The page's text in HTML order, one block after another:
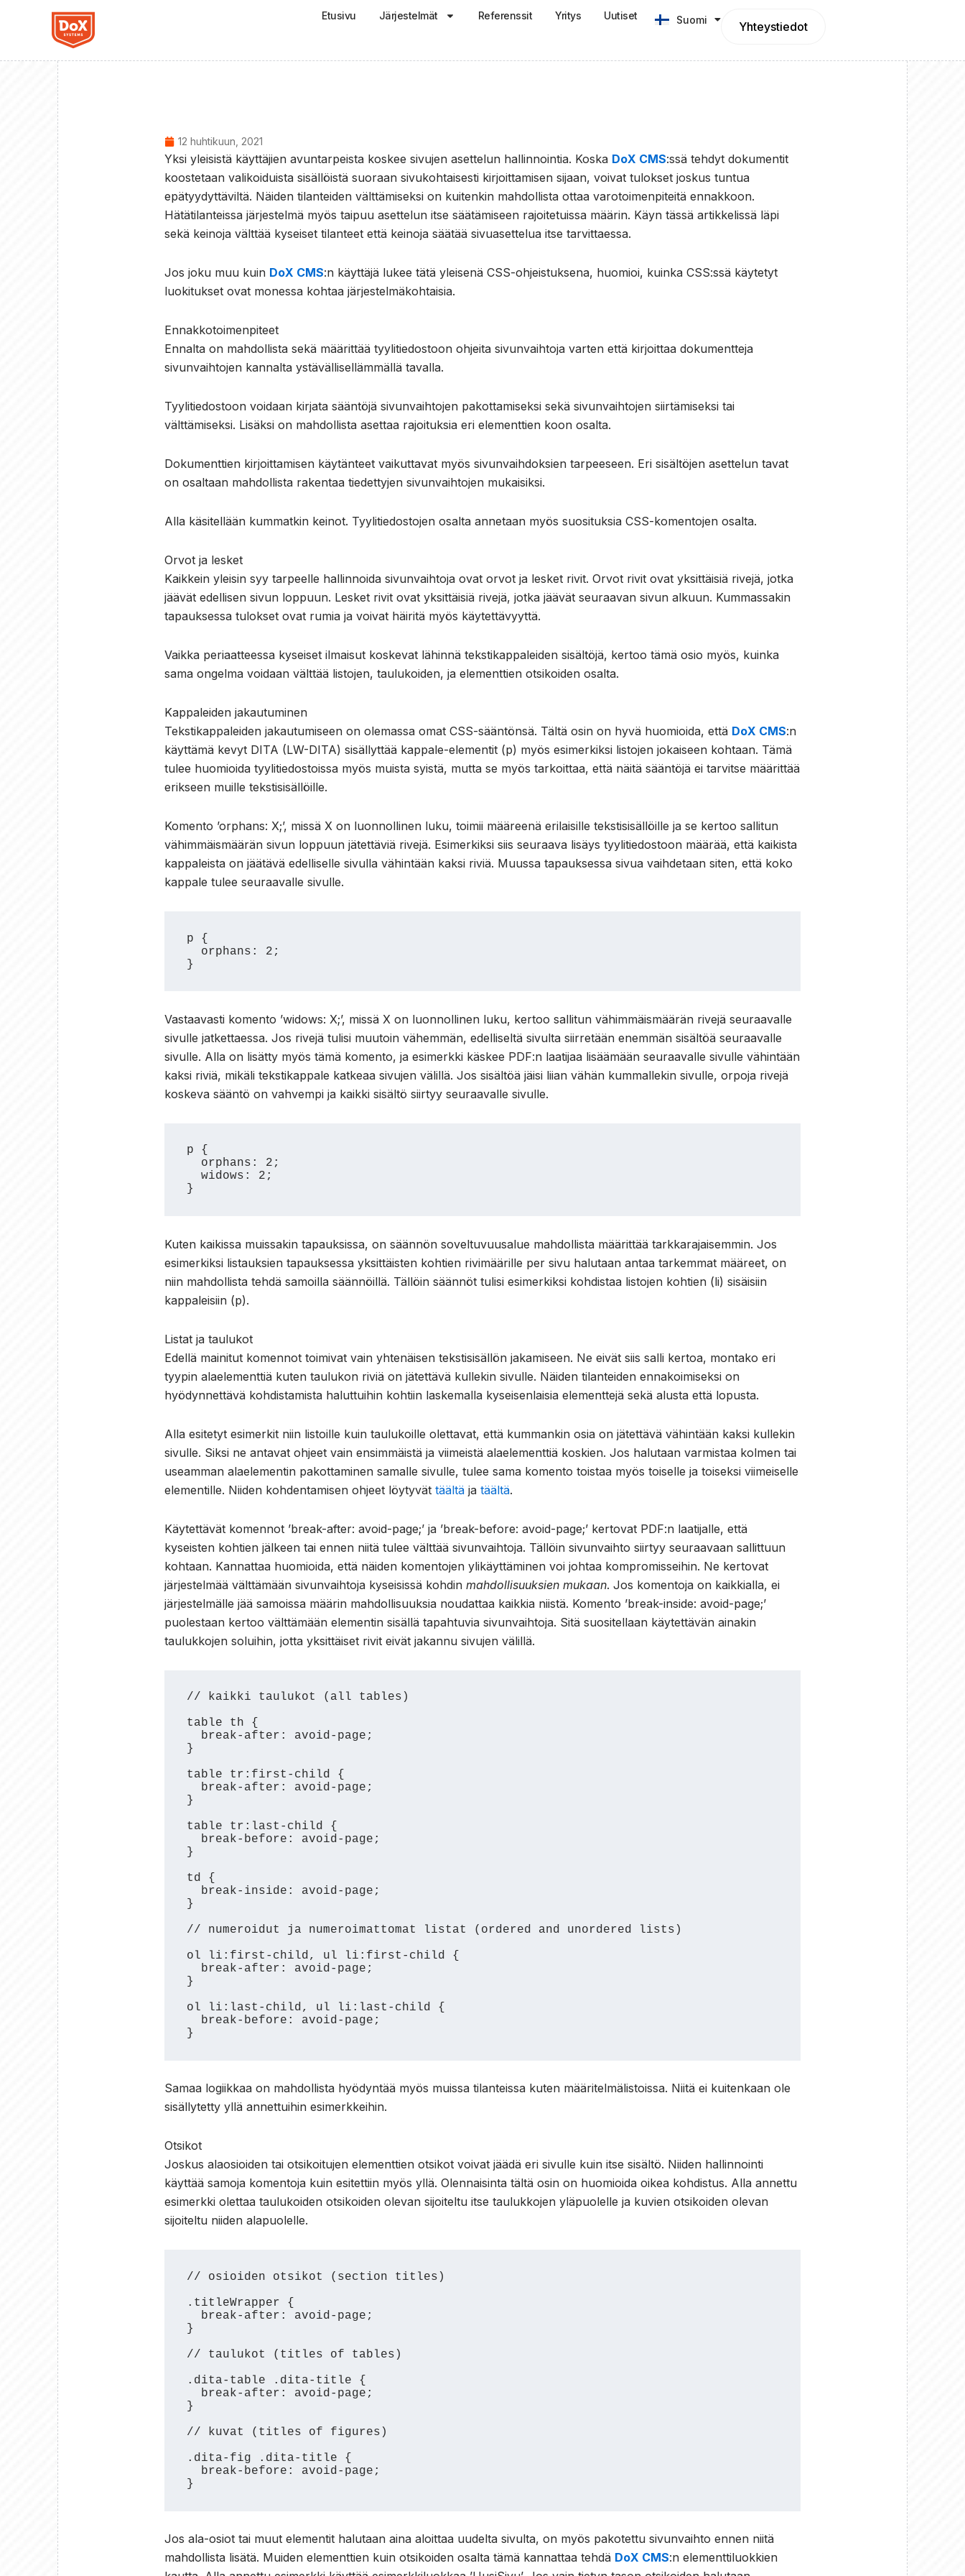
Etusivu Järjestelmät Referenssit Yritys Uutiset Suomi
English Yhteystiedot
12 huhtikuun, 2021
Yksi yleisistä käyttäjien avuntarpeista koskee sivujen asettelun hallinnointia. Koska DoX CMS:ssä tehdyt dokumentit
koostetaan valikoiduista sisällöistä suoraan sivukohtaisesti kirjoittamisen sijaan, voivat tulokset joskus tuntua
epätyydyttäviltä. Näiden tilanteiden välttämiseksi on kuitenkin mahdollista ottaa varotoimenpiteitä ennakkoon.
Hätätilanteissa järjestelmä myös taipuu asettelun itse säätämiseen rajoitetuissa määrin. Käyn tässä artikkelissä läpi
sekä keinoja välttää kyseiset tilanteet että keinoja säätää sivuasettelua itse tarvittaessa.
Jos joku muu kuin DoX CMS:n käyttäjä lukee tätä yleisenä CSS-ohjeistuksena, huomioi, kuinka CSS:ssä käytetyt
luokitukset ovat monessa kohtaa järjestelmäkohtaisia.
Ennakkotoimenpiteet
Ennalta on mahdollista sekä määrittää tyylitiedostoon ohjeita sivunvaihtoja varten että kirjoittaa dokumentteja
sivunvaihtojen kannalta ystävällisellämmällä tavalla.
Tyylitiedostoon voidaan kirjata sääntöjä sivunvaihtojen pakottamiseksi sekä sivunvaihtojen siirtämiseksi tai
välttämiseksi. Lisäksi on mahdollista asettaa rajoituksia eri elementtien koon osalta.
Dokumenttien kirjoittamisen käytänteet vaikuttavat myös sivunvaihdoksien tarpeeseen. Eri sisältöjen asettelun tavat
on osaltaan mahdollista rakentaa tiedettyjen sivunvaihtojen mukaisiksi.
Alla käsitellään kummatkin keinot. Tyylitiedostojen osalta annetaan myös suosituksia CSS-komentojen osalta.
Orvot ja lesket
Kaikkein yleisin syy tarpeelle hallinnoida sivunvaihtoja ovat orvot ja lesket rivit. Orvot rivit ovat yksittäisiä rivejä, jotka
jäävät edellisen sivun loppuun. Lesket rivit ovat yksittäisiä rivejä, jotka jäävät seuraavan sivun alkuun. Kummassakin
tapauksessa tulokset ovat rumia ja voivat häiritä myös käytettävyyttä.
Vaikka periaatteessa kyseiset ilmaisut koskevat lähinnä tekstikappaleiden sisältöjä, kertoo tämä osio myös, kuinka
sama ongelma voidaan välttää listojen, taulukoiden, ja elementtien otsikoiden osalta.
Kappaleiden jakautuminen
Tekstikappaleiden jakautumiseen on olemassa omat CSS-sääntönsä. Tältä osin on hyvä huomioida, että DoX CMS:n
käyttämä kevyt DITA (LW-DITA) sisällyttää kappale-elementit (p) myös esimerkiksi listojen jokaiseen kohtaan. Tämä
tulee huomioida tyylitiedostoissa myös muista syistä, mutta se myös tarkoittaa, että näitä sääntöjä ei tarvitse määrittää
erikseen muille tekstisisällöille.
Komento ’orphans: X;’, missä X on luonnollinen luku, toimii määreenä erilaisille tekstisisällöille ja se kertoo sallitun
vähimmäismäärän sivun loppuun jätettäviä rivejä. Esimerkiksi siis seuraava lisäys tyylitiedostoon määrää, että kaikista
kappaleista on jäätävä edelliselle sivulla vähintään kaksi riviä. Muussa tapauksessa sivua vaihdetaan siten, että koko
kappale tulee seuraavalle sivulle.
p {
}
Vastaavasti komento ’widows: X;’, missä X on luonnollinen luku, kertoo sallitun vähimmäismäärän rivejä seuraavalle
sivulle jatkettaessa. Jos rivejä tulisi muutoin vähemmän, edelliseltä sivulta siirretään enemmän sisältöä seuraavalle
sivulle. Alla on lisätty myös tämä komento, ja esimerkki käskee PDF:n laatijaa lisäämään seuraavalle sivulle vähintään
kaksi riviä, mikäli tekstikappale katkeaa sivujen välillä. Jos sisältöä jäisi liian vähän kummallekin sivulle, orpoja rivejä
koskeva sääntö on vahvempi ja kaikki sisältö siirtyy seuraavalle sivulle.
p {
  widows: 2;
}
Kuten kaikissa muissakin tapauksissa, on säännön soveltuvuusalue mahdollista määrittää tarkkarajaisemmin. Jos
esimerkiksi listauksien tapauksessa yksittäisten kohtien rivimäärille per sivu halutaan antaa tarkemmat määreet, on
niin mahdollista tehdä samoilla säännöillä. Tällöin säännöt tulisi esimerkiksi kohdistaa listojen kohtien (li) sisäisiin
kappaleisiin (p).
Listat ja taulukot
Edellä mainitut komennot toimivat vain yhtenäisen tekstisisällön jakamiseen. Ne eivät siis salli kertoa, montako eri
tyypin alaelementtiä kuten taulukon riviä on jätettävä kullekin sivulle. Näiden tilanteiden ennakoimiseksi on
hyödynnettävä kohdistamista haluttuihin kohtiin laskemalla kyseisenlaisia elementtejä sekä alusta että lopusta.
Alla esitetyt esimerkit niin listoille kuin taulukoille olettavat, että kummankin osia on jätettävä vähintään kaksi kullekin
sivulle. Siksi ne antavat ohjeet vain ensimmäistä ja viimeistä alaelementtiä koskien. Jos halutaan varmistaa kolmen tai
useamman alaelementin pakottaminen samalle sivulle, tulee sama komento toistaa myös toiselle ja toiseksi viimeiselle
elementille. Niiden kohdentamisen ohjeet löytyvät täältäja täältä.
Käytettävät komennot ’break-after: avoid-page;’ ja ’break-before: avoid-page;’ kertovat PDF:n laatijalle, että
kyseisten kohtien jälkeen tai ennen niitä tulee välttää sivunvaihtoja. Tällöin sivunvaihto siirtyy seuraavaan sallittuun
kohtaan. Kannattaa huomioida, että näiden komentojen ylikäyttäminen voi johtaa kompromisseihin. Ne kertovat
järjestelmää välttämään sivunvaihtoja kyseisissä kohdin mahdollisuuksien mukaan. Jos komentoja on kaikkialla, ei
järjestelmälle jää samoissa määrin mahdollisuuksia noudattaa kaikkia niistä. Komento ’break-inside: avoid-page;’
puolestaan kertoo välttämään elementin sisällä tapahtuvia sivunvaihtoja. Sitä suositellaan käytettävän ainakin
taulukkojen soluihin, jotta yksittäiset rivit eivät jakannu sivujen välillä.
// kaikki taulukot (all tables)
table th {
}
table tr:first-child {
}
table tr:last-child {
}
td {
}
// numeroidut ja numeroimattomat listat (ordered and unordered lists)
ol li:first-child, ul li:first-child {
}
ol li:last-child, ul li:last-child {
}
Samaa logiikkaa on mahdollista hyödyntää myös muissa tilanteissa kuten määritelmälistoissa. Niitä ei kuitenkaan ole
sisällytetty yllä annettuihin esimerkkeihin.
Otsikot
Joskus alaosioiden tai otsikoitujen elementtien otsikot voivat jäädä eri sivulle kuin itse sisältö. Niiden hallinnointi
käyttää samoja komentoja kuin esitettiin myös yllä. Olennaisinta tältä osin on huomioida oikea kohdistus. Alla annettu
esimerkki olettaa taulukoiden otsikoiden olevan sijoiteltu itse taulukkojen yläpuolelle ja kuvien otsikoiden olevan
sijoiteltu niiden alapuolelle.
// osioiden otsikot (section titles)
.titleWrapper {
}
// taulukot (titles of tables)
.dita-table .dita-title {
}
// kuvat (titles of figures)
.dita-fig .dita-title {
}
Jos ala-osiot tai muut elementit halutaan aina aloittaa uudelta sivulta, on myös pakotettu sivunvaihto ennen niitä
mahdollista lisätä. Muiden elementtien kuin otsikoiden osalta tämä kannattaa tehdä DoX CMS:n elementtiluokkien